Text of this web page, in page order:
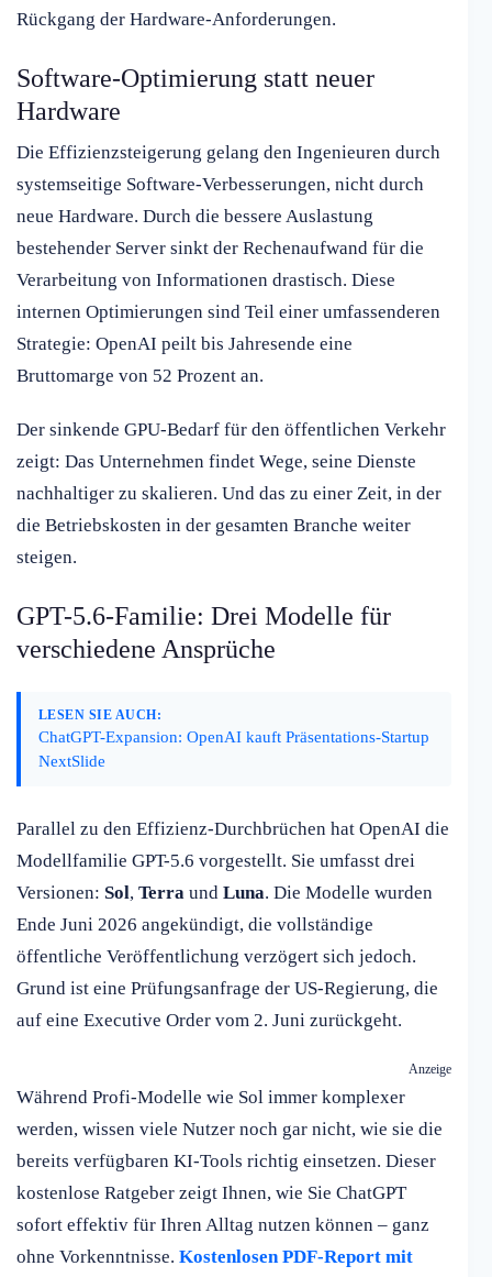
Rückgang der Hardware-Anforderungen.
Software-Optimierung statt neuer
Hardware
Die Effizienzsteigerung gelang den Ingenieuren durch
systemseitige Software-Verbesserungen, nicht durch
neue Hardware. Durch die bessere Auslastung
bestehender Server sinkt der Rechenaufwand für die
Verarbeitung von Informationen drastisch. Diese
internen Optimierungen sind Teil einer umfassenderen
Strategie: OpenAI peilt bis Jahresende eine
Bruttomarge von 52 Prozent an.
Der sinkende GPU-Bedarf für den öffentlichen Verkehr
zeigt: Das Unternehmen findet Wege, seine Dienste
nachhaltiger zu skalieren. Und das zu einer Zeit, in der
die Betriebskosten in der gesamten Branche weiter
steigen.
GPT-5.6-Familie: Drei Modelle für
verschiedene Ansprüche
LESEN SIE AUCH:
ChatGPT-Expansion: OpenAI kauft Präsentations-Startup
NextSlide
Parallel zu den Effizienz-Durchbrüchen hat OpenAI die
Modellfamilie GPT-5.6 vorgestellt. Sie umfasst drei
Versionen: Sol, Terra und Luna. Die Modelle wurden
Ende Juni 2026 angekündigt, die vollständige
öffentliche Veröffentlichung verzögert sich jedoch.
Grund ist eine Prüfungsanfrage der US-Regierung, die
auf eine Executive Order vom 2. Juni zurückgeht.
Anzeige
Während Profi-Modelle wie Sol immer komplexer
werden, wissen viele Nutzer noch gar nicht, wie sie die
bereits verfügbaren KI-Tools richtig einsetzen. Dieser
kostenlose Ratgeber zeigt Ihnen, wie Sie ChatGPT
sofort effektiv für Ihren Alltag nutzen können – ganz
ohne Vorkenntnisse. Kostenlosen PDF-Report mit